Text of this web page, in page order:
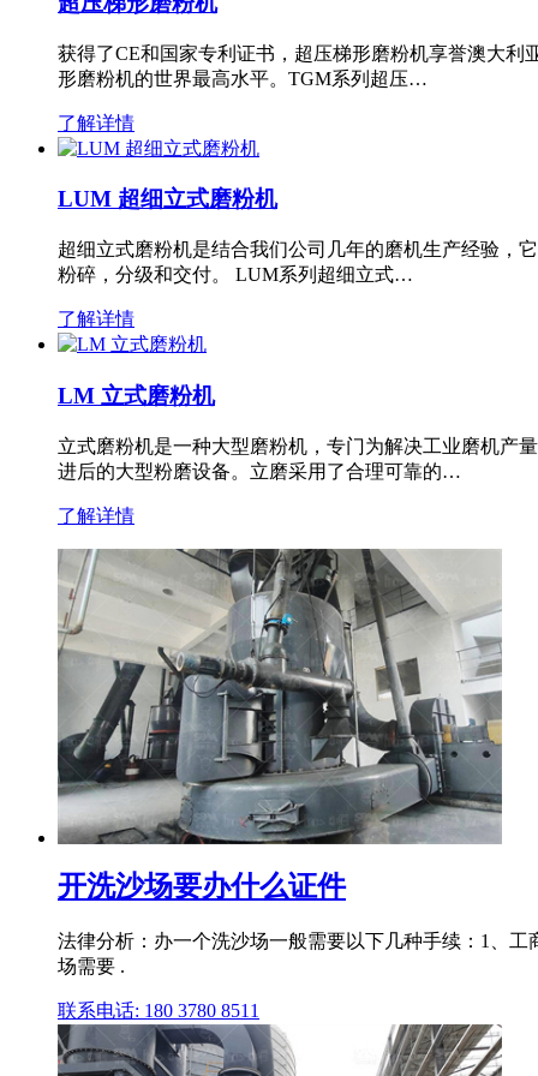
获得了CE和国家专利证书，超压梯形磨粉机享誉澳大
形磨粉机的世界最高水平。TGM系列超压…
了解详情
LUM 超细立式磨粉机
超细立式磨粉机是结合我们公司几年的磨机生产经验，
粉碎，分级和交付。 LUM系列超细立式…
了解详情
LM 立式磨粉机
立式磨粉机是一种大型磨粉机，专门为解决工业磨机产
进后的大型粉磨设备。立磨采用了合理可靠的…
了解详情
开洗沙场要办什么证件
法律分析：办一个洗沙场一般需要以下几种手续：1、
场需要 .
联系电话: 180 3780 8511